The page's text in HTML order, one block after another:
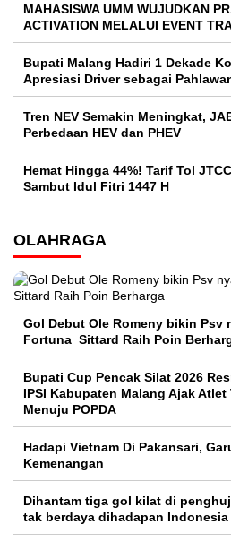
MAHASISWA UMM WUJUDKAN
ACTIVATION MELALUI EVENT
Bupati Malang Hadiri 1 Dekade
Apresiasi Driver sebagai
Tren NEV Semakin Meningkat,
Perbedaan HEV dan PHEV
Hemat Hingga 44%! Tarif Tol
Sambut Idul Fitri 1447 H
OLAHRAGA
Gol Debut Ole Romeny bikin Psv
Fortuna Sittard Raih Poin
Bupati Cup Pencak Silat 2026
IPSI Kabupaten Malang Ajak
Menuju POPDA
Hadapi Vietnam Di Pakansari,
Kemenangan
Dihantam tiga gol kilat di
tak berdaya dihadapan Indonesia